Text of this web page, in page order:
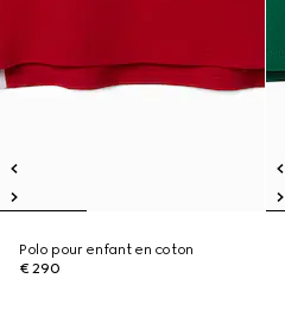
Polo pour enfant en coton
€ 290